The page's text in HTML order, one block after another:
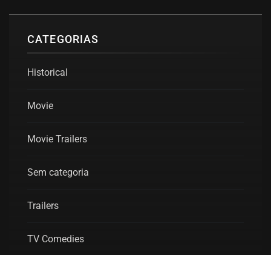
CATEGORIAS
Historical
Movie
Movie Trailers
Sem categoria
Trailers
TV Comedies